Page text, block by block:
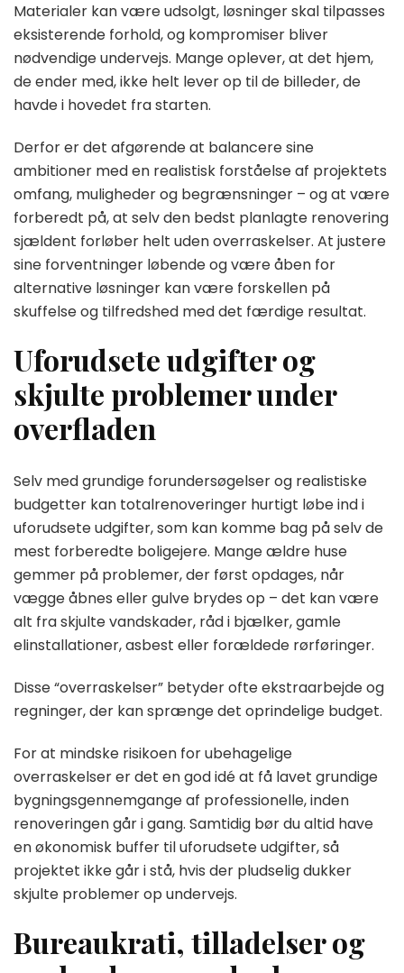
Materialer kan være udsolgt, løsninger skal tilpasses
eksisterende forhold, og kompromiser bliver
nødvendige undervejs. Mange oplever, at det hjem,
de ender med, ikke helt lever op til de billeder, de
havde i hovedet fra starten.
Derfor er det afgørende at balancere sine
ambitioner med en realistisk forståelse af projektets
omfang, muligheder og begrænsninger – og at være
forberedt på, at selv den bedst planlagte renovering
sjældent forløber helt uden overraskelser. At justere
sine forventninger løbende og være åben for
alternative løsninger kan være forskellen på
skuffelse og tilfredshed med det færdige resultat.
Uforudsete udgifter og
skjulte problemer under
overfladen
Selv med grundige forundersøgelser og realistiske
budgetter kan totalrenoveringer hurtigt løbe ind i
uforudsete udgifter, som kan komme bag på selv de
mest forberedte boligejere. Mange ældre huse
gemmer på problemer, der først opdages, når
vægge åbnes eller gulve brydes op – det kan være
alt fra skjulte vandskader, råd i bjælker, gamle
elinstallationer, asbest eller forældede rørføringer.
Disse “overraskelser” betyder ofte ekstraarbejde og
regninger, der kan sprænge det oprindelige budget.
For at mindske risikoen for ubehagelige
overraskelser er det en god idé at få lavet grundige
bygningsgennemgange af professionelle, inden
renoveringen går i gang. Samtidig bør du altid have
en økonomisk buffer til uforudsete udgifter, så
projektet ikke går i stå, hvis der pludselig dukker
skjulte problemer op undervejs.
Bureaukrati, tilladelser og